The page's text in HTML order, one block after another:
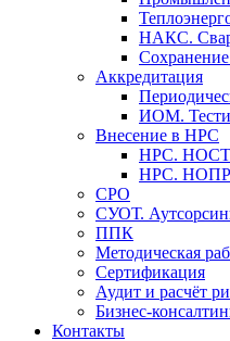
НАКС.
Сохранение
Аккредитация
ИОМ.
Внесение в НРС
НРС.
НРС.
СРО
СУОТ.
ППК
Методическая
Сертификация
Аудит и расчёт
Бизнес-
Контакты